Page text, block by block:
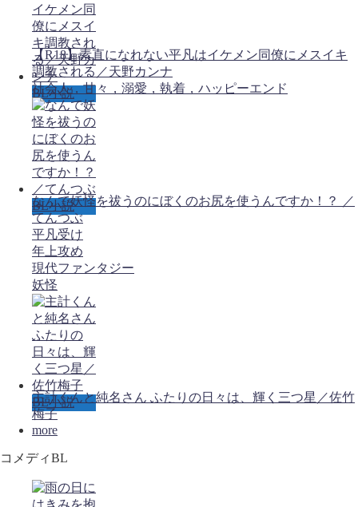
BL小説
【R18】素直になれない平凡はイケメン同僚にメスイキ
調教される／天野カンナ
社会人，甘々，溺愛，執着，ハッピーエンド
BL小説
なんで妖怪を祓うのにぼくのお尻を使うんですか！？ ／
てんつぶ
平凡受け
年上攻め
現代ファンタジー
妖怪
BL小説
主計くんと純名さん ふたりの日々は、輝く三つ星／佐竹
梅子
more
コメディBL